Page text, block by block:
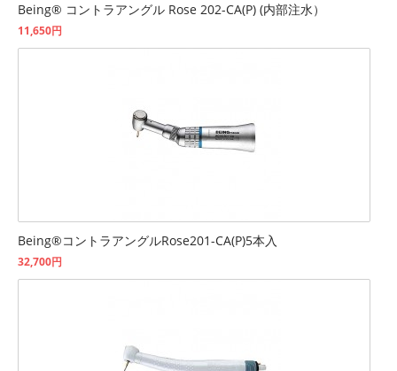
Being® コントラアングル Rose 202-CA(P) (内部注水）
11,650円
Being®コントラアングルRose201-CA(P)5本入
32,700円